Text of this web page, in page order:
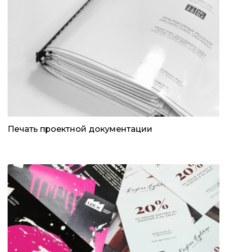
Печать проектной документации